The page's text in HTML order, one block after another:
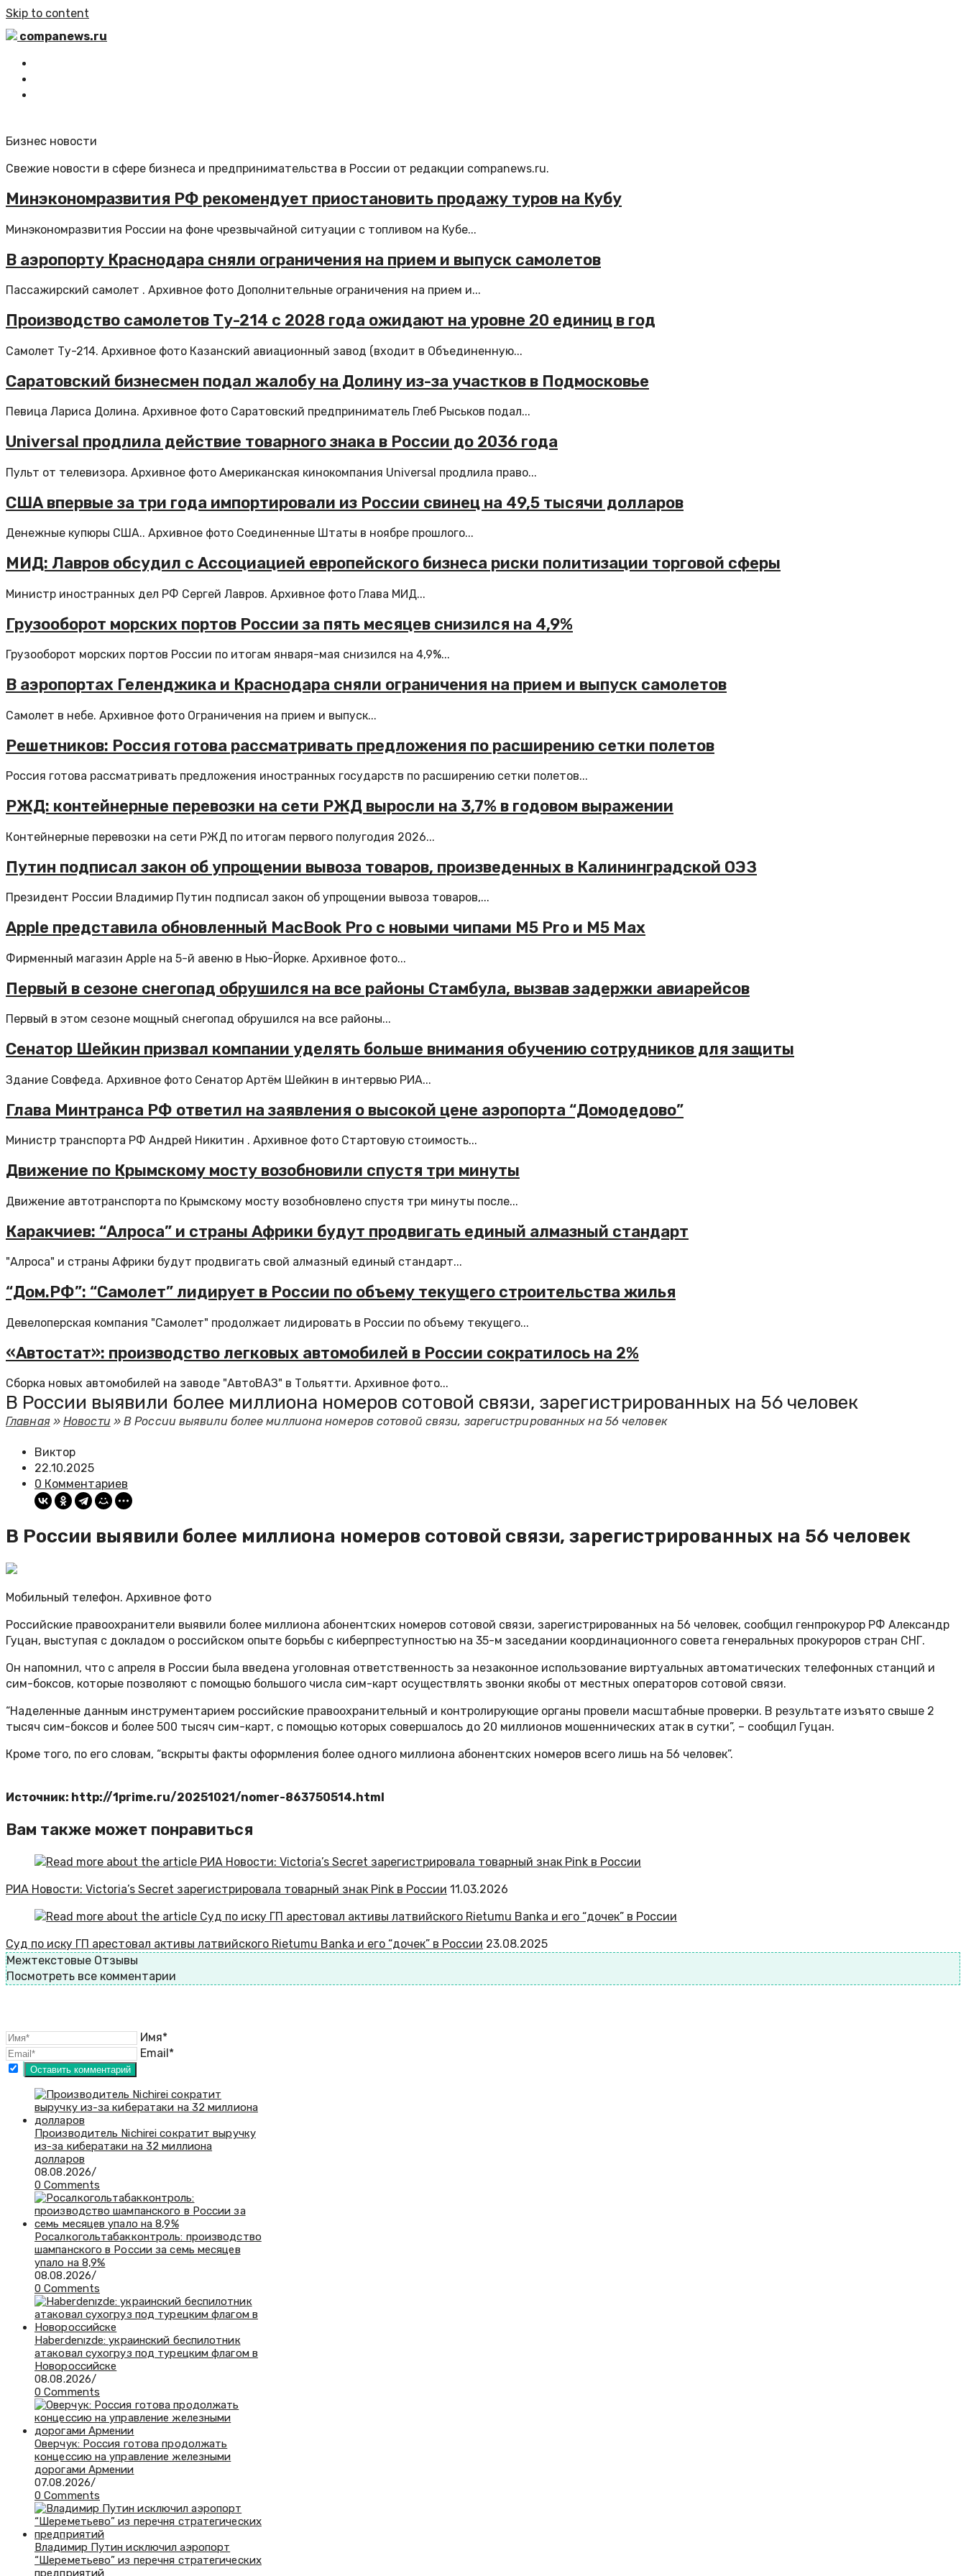
Skip to content
companews.ru
Бизнес новости
Свежие новости в сфере бизнеса и предпринимательства в России от редакции companews.ru.
Минэкономразвития РФ рекомендует приостановить продажу туров на Кубу
Минэкономразвития России на фоне чрезвычайной ситуации с топливом на Кубе...
В аэропорту Краснодара сняли ограничения на прием и выпуск самолетов
Пассажирский самолет . Архивное фото Дополнительные ограничения на прием и...
Производство самолетов Ту-214 с 2028 года ожидают на уровне 20 единиц в год
Самолет Ту-214. Архивное фото Казанский авиационный завод (входит в Объединенную...
Саратовский бизнесмен подал жалобу на Долину из-за участков в Подмосковье
Певица Лариса Долина. Архивное фото Саратовский предприниматель Глеб Рыськов подал...
Universal продлила действие товарного знака в России до 2036 года
Пульт от телевизора. Архивное фото Американская кинокомпания Universal продлила право...
США впервые за три года импортировали из России свинец на 49,5 тысячи долларов
Денежные купюры США.. Архивное фото Соединенные Штаты в ноябре прошлого...
МИД: Лавров обсудил с Ассоциацией европейского бизнеса риски политизации торговой сферы
Министр иностранных дел РФ Сергей Лавров. Архивное фото Глава МИД...
Грузооборот морских портов России за пять месяцев снизился на 4,9%
Грузооборот морских портов России по итогам января-мая снизился на 4,9%...
В аэропортах Геленджика и Краснодара сняли ограничения на прием и выпуск самолетов
Самолет в небе. Архивное фото Ограничения на прием и выпуск...
Решетников: Россия готова рассматривать предложения по расширению сетки полетов
Россия готова рассматривать предложения иностранных государств по расширению сетки полетов...
РЖД: контейнерные перевозки на сети РЖД выросли на 3,7% в годовом выражении
Контейнерные перевозки на сети РЖД по итогам первого полугодия 2026...
Путин подписал закон об упрощении вывоза товаров, произведенных в Калининградской ОЭЗ
Президент России Владимир Путин подписал закон об упрощении вывоза товаров,...
Apple представила обновленный MacBook Pro с новыми чипами M5 Pro и M5 Max
Фирменный магазин Apple на 5-й авеню в Нью-Йорке. Архивное фото...
Первый в сезоне снегопад обрушился на все районы Стамбула, вызвав задержки авиарейсов
Первый в этом сезоне мощный снегопад обрушился на все районы...
Сенатор Шейкин призвал компании уделять больше внимания обучению сотрудников для защиты
Здание Совфеда. Архивное фото Сенатор Артём Шейкин в интервью РИА...
Глава Минтранса РФ ответил на заявления о высокой цене аэропорта “Домодедово”
Министр транспорта РФ Андрей Никитин . Архивное фото Стартовую стоимость...
Движение по Крымскому мосту возобновили спустя три минуты
Движение автотранспорта по Крымскому мосту возобновлено спустя три минуты после...
Каракчиев: “Алроса” и страны Африки будут продвигать единый алмазный стандарт
"Алроса" и страны Африки будут продвигать свой алмазный единый стандарт...
“Дом.РФ”: “Самолет” лидирует в России по объему текущего строительства жилья
Девелоперская компания "Самолет" продолжает лидировать в России по объему текущего...
«Автостат»: производство легковых автомобилей в России сократилось на 2%
Сборка новых автомобилей на заводе "АвтоВАЗ" в Тольятти. Архивное фото...
В России выявили более миллиона номеров сотовой связи, зарегистрированных на 56 человек
Главная»Новости »В России выявили более миллиона номеров сотовой связи, зарегистрированных на 56 человек
Виктор
22.10.2025
0 Комментариев
В России выявили более миллиона номеров сотовой связи, зарегистрированных на 56 человек
Мобильный телефон. Архивное фото
Российские правоохранители выявили более миллиона абонентских номеров сотовой связи, зарегистрированных на 56 человек, сообщил генпрокурор РФ Александр
Гуцан, выступая с докладом о российском опыте борьбы с киберпреступностью на 35-м заседании координационного совета генеральных прокуроров стран СНГ.
Он напомнил, что с апреля в России была введена уголовная ответственность за незаконное использование виртуальных автоматических телефонных станций и
сим-боксов, которые позволяют с помощью большого числа сим-карт осуществлять звонки якобы от местных операторов сотовой связи.
“Наделенные данным инструментарием российские правоохранительный и контролирующие органы провели масштабные проверки. В результате изъято свыше 2
тысяч сим-боксов и более 500 тысяч сим-карт, с помощью которых совершалось до 20 миллионов мошеннических атак в сутки”, – сообщил Гуцан.
Кроме того, по его словам, “вскрыты факты оформления более одного миллиона абонентских номеров всего лишь на 56 человек”.
Источник: http://1prime.ru/20251021/nomer-863750514.html
Вам также может понравиться
РИА Новости: Victoria’s Secret зарегистрировала товарный знак Pink в России 11.03.2026
Суд по иску ГП арестовал активы латвийского Rietumu Banka и его “дочек” в России 23.08.2025
Межтекстовые Отзывы
Посмотреть все комментарии
Имя*
Email*
Производитель Nichirei сократит выручку
из-за кибератаки на 32 миллиона
долларов
08.08.2026/
0 Comments
Росалкогольтабакконтроль: производство
шампанского в России за семь месяцев
упало на 8,9%
08.08.2026/
0 Comments
Haberdenızde: украинский беспилотник
атаковал сухогруз под турецким флагом в
Новороссийске
08.08.2026/
0 Comments
Оверчук: Россия готова продолжать
концессию на управление железными
дорогами Армении
07.08.2026/
0 Comments
Владимир Путин исключил аэропорт
“Шереметьево” из перечня стратегических
предприятий